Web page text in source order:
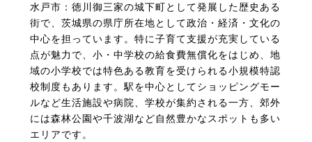
水戸市：徳川御三家の城下町として発展した歴史ある
街で、茨城県の県庁所在地として政治・経済・文化の
中心を担っています。特に子育て支援が充実している
点が魅力で、小・中学校の給食費無償化をはじめ、地
域の小学校では特色ある教育を受けられる小規模特認
校制度もあります。駅を中心としてショッピングモー
ルなど生活施設や病院、学校が集約される一方、郊外
には森林公園や千波湖など自然豊かなスポットも多い
エリアです。